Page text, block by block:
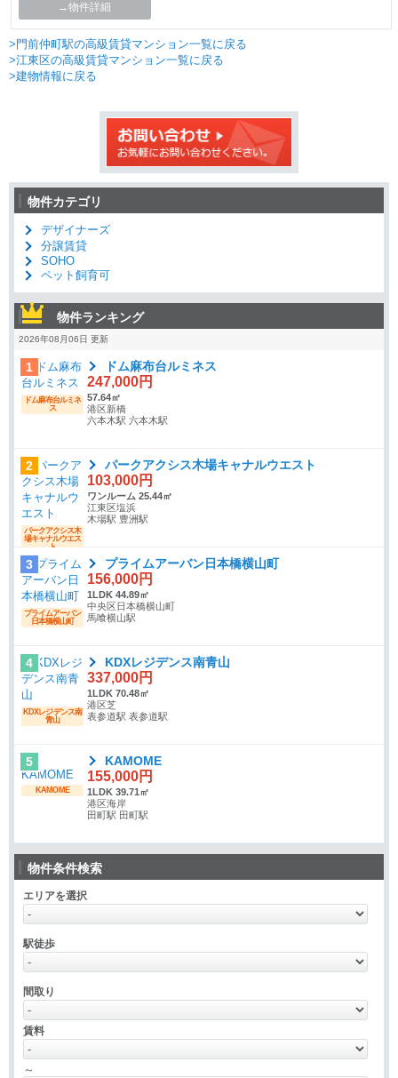
→物件詳細
>門前仲町駅の高級賃貸マンション一覧に戻る
>江東区の高級賃貸マンション一覧に戻る
>建物情報に戻る
物件カテゴリ
デザイナーズ
分譲賃貸
SOHO
ペット飼育可
物件ランキング
2026年08月06日 更新
1
ドム麻布台ルミネ
ス
ドム麻布台ルミネス
247,000円
57.64㎡
港区新橋
六本木駅 六本木駅
2
パークアクシス木
場キャナルウエス
ト
パークアクシス木場キャナルウエスト
103,000円
ワンルーム 25.44㎡
江東区塩浜
木場駅 豊洲駅
3
プライムアーバン
日本橋横山町
プライムアーバン日本橋横山町
156,000円
1LDK 44.89㎡
中央区日本橋横山町
馬喰横山駅
4
KDXレジデンス南
青山
KDXレジデンス南青山
337,000円
1LDK 70.48㎡
港区芝
表参道駅 表参道駅
5
KAMOME
KAMOME
155,000円
1LDK 39.71㎡
港区海岸
田町駅 田町駅
物件条件検索
エリアを選択
駅徒歩
間取り
賃料
～